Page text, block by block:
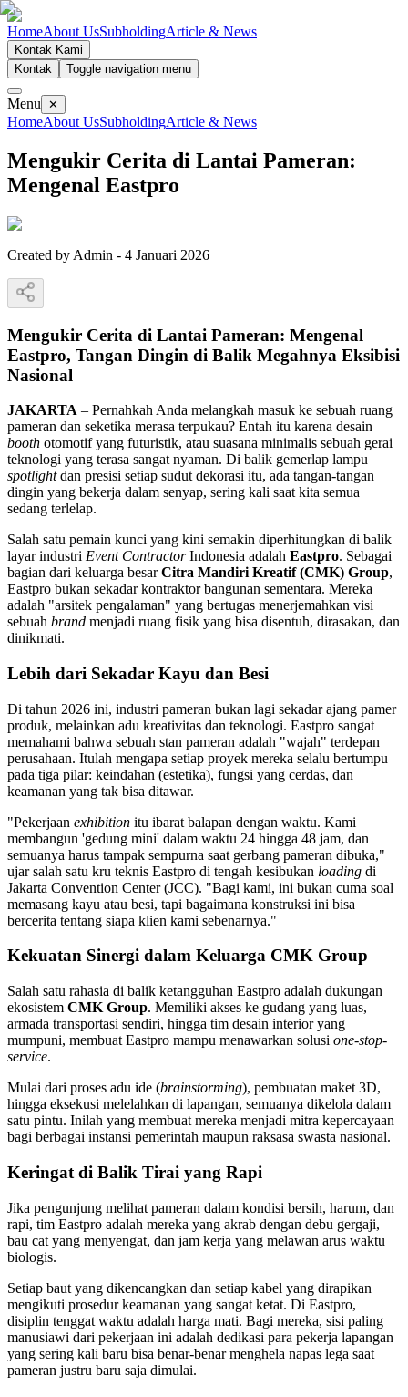
HomeAbout UsSubholdingArticle & News
Kontak Kami
Kontak
Toggle navigation menu
Menu ✕
HomeAbout UsSubholdingArticle & News
Mengukir Cerita di Lantai Pameran:
Mengenal Eastpro
Created by Admin - 4 Januari 2026
Mengukir Cerita di Lantai Pameran: Mengenal
Eastpro, Tangan Dingin di Balik Megahnya Eksibisi
Nasional
JAKARTA – Pernahkah Anda melangkah masuk ke sebuah ruang
pameran dan seketika merasa terpukau? Entah itu karena desain
booth otomotif yang futuristik, atau suasana minimalis sebuah gerai
teknologi yang terasa sangat nyaman. Di balik gemerlap lampu
spotlightdan presisi setiap sudut dekorasi itu, ada tangan-tangan
dingin yang bekerja dalam senyap, sering kali saat kita semua
sedang terlelap.
Salah satu pemain kunci yang kini semakin diperhitungkan di balik
layar industri Event ContractorIndonesia adalah Eastpro. Sebagai
bagian dari keluarga besarCitra Mandiri Kreatif (CMK) Group,
Eastpro bukan sekadar kontraktor bangunan sementara. Mereka
adalah "arsitek pengalaman" yang bertugas menerjemahkan visi
sebuah brand menjadi ruang fisik yang bisa disentuh, dirasakan, dan
dinikmati.
Lebih dari Sekadar Kayu dan Besi
Di tahun 2026 ini, industri pameran bukan lagi sekadar ajang pamer
produk, melainkan adu kreativitas dan teknologi. Eastpro sangat
memahami bahwa sebuah stan pameran adalah "wajah" terdepan
perusahaan. Itulah mengapa setiap proyek mereka selalu bertumpu
pada tiga pilar: keindahan (estetika), fungsi yang cerdas, dan
keamanan yang tak bisa ditawar.
"Pekerjaan exhibition itu ibarat balapan dengan waktu. Kami
membangun 'gedung mini' dalam waktu 24 hingga 48 jam, dan
semuanya harus tampak sempurna saat gerbang pameran dibuka,"
ujar salah satu kru teknis Eastpro di tengah kesibukan loading di
Jakarta Convention Center (JCC). "Bagi kami, ini bukan cuma soal
memasang kayu atau besi, tapi bagaimana konstruksi ini bisa
bercerita tentang siapa klien kami sebenarnya."
Kekuatan Sinergi dalam Keluarga CMK Group
Salah satu rahasia di balik ketangguhan Eastpro adalah dukungan
ekosistem CMK Group. Memiliki akses ke gudang yang luas,
armada transportasi sendiri, hingga tim desain interior yang
mumpuni, membuat Eastpro mampu menawarkan solusi one-stop-
service.
Mulai dari proses adu ide (brainstorming), pembuatan maket 3D,
hingga eksekusi melelahkan di lapangan, semuanya dikelola dalam
satu pintu. Inilah yang membuat mereka menjadi mitra kepercayaan
bagi berbagai instansi pemerintah maupun raksasa swasta nasional.
Keringat di Balik Tirai yang Rapi
Jika pengunjung melihat pameran dalam kondisi bersih, harum, dan
rapi, tim Eastpro adalah mereka yang akrab dengan debu gergaji,
bau cat yang menyengat, dan jam kerja yang melawan arus waktu
biologis.
Setiap baut yang dikencangkan dan setiap kabel yang dirapikan
mengikuti prosedur keamanan yang sangat ketat. Di Eastpro,
disiplin tenggat waktu adalah harga mati. Bagi mereka, sisi paling
manusiawi dari pekerjaan ini adalah dedikasi para pekerja lapangan
yang sering kali baru bisa benar-benar menghela napas lega saat
pameran justru baru saja dimulai.